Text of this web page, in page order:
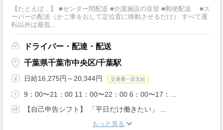
【たとえば…】 ■センター間配送 ■介護施設の送迎 ■郵便配送 ■ス
ーパーの配送（かご車をおして定位置に移動させるだけ） すべて運
転以外は最低...
ドライバー・配達・配送
千葉県千葉市中央区/千葉駅
日給16,275円～20,344円 交通費一部支給
9：00〜21：00 11：00〜22：00 6：00〜17：...
【自己申告シフト】 「平日だけ働きたい」 ...
もっと見る